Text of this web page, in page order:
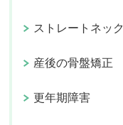
ストレートネック
産後の骨盤矯正
更年期障害